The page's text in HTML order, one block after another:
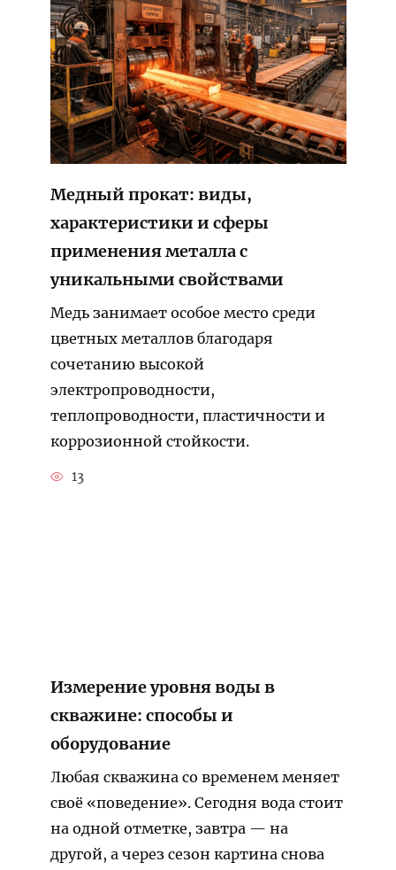
Медный прокат: виды,
характеристики и сферы
применения металла с
уникальными свойствами
Медь занимает особое место среди
цветных металлов благодаря
сочетанию высокой
электропроводности,
теплопроводности, пластичности и
коррозионной стойкости.
13
Измерение уровня воды в
скважине: способы и
оборудование
Любая скважина со временем меняет
своё «поведение». Сегодня вода стоит
на одной отметке, завтра — на
другой, а через сезон картина снова